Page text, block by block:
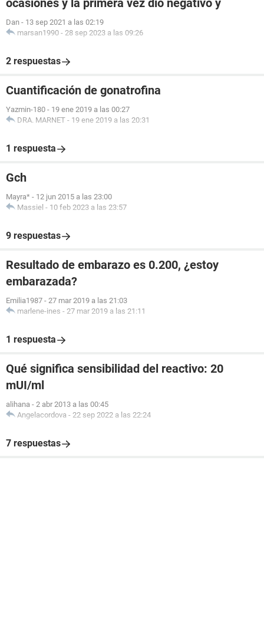
ocasiones y la primera vez dió negativo y
Dan - 13 sep 2021 a las 02:19
marsan1990 - 28 sep 2023 a las 09:26
2 respuestas
Cuantificación de gonatrofina
Yazmin-180 - 19 ene 2019 a las 00:27
DRA. MARNET - 19 ene 2019 a las 20:31
1 respuesta
Gch
Mayra* - 12 jun 2015 a las 23:00
Massiel - 10 feb 2023 a las 23:57
9 respuestas
Resultado de embarazo es 0.200, ¿estoy
embarazada?
Emilia1987 - 27 mar 2019 a las 21:03
marlene-ines - 27 mar 2019 a las 21:11
1 respuesta
Qué significa sensibilidad del reactivo: 20
mUI/ml
alihana - 2 abr 2013 a las 00:45
Angelacordova - 22 sep 2022 a las 22:24
7 respuestas